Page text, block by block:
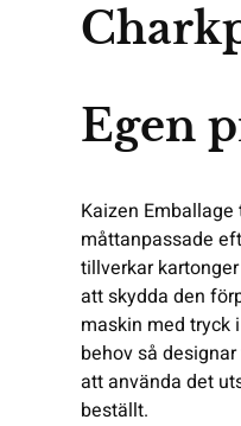
Egen
Kaizen
måttanpassade
tillverkar
att skydda den
maskin med tryck
behov så
att använda det
beställt.